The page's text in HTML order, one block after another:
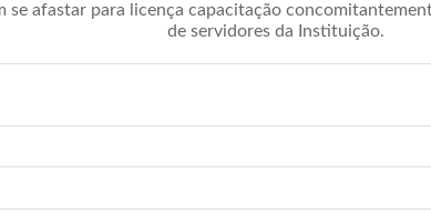
afastar para licença capacitação
de servidores da Instituição.